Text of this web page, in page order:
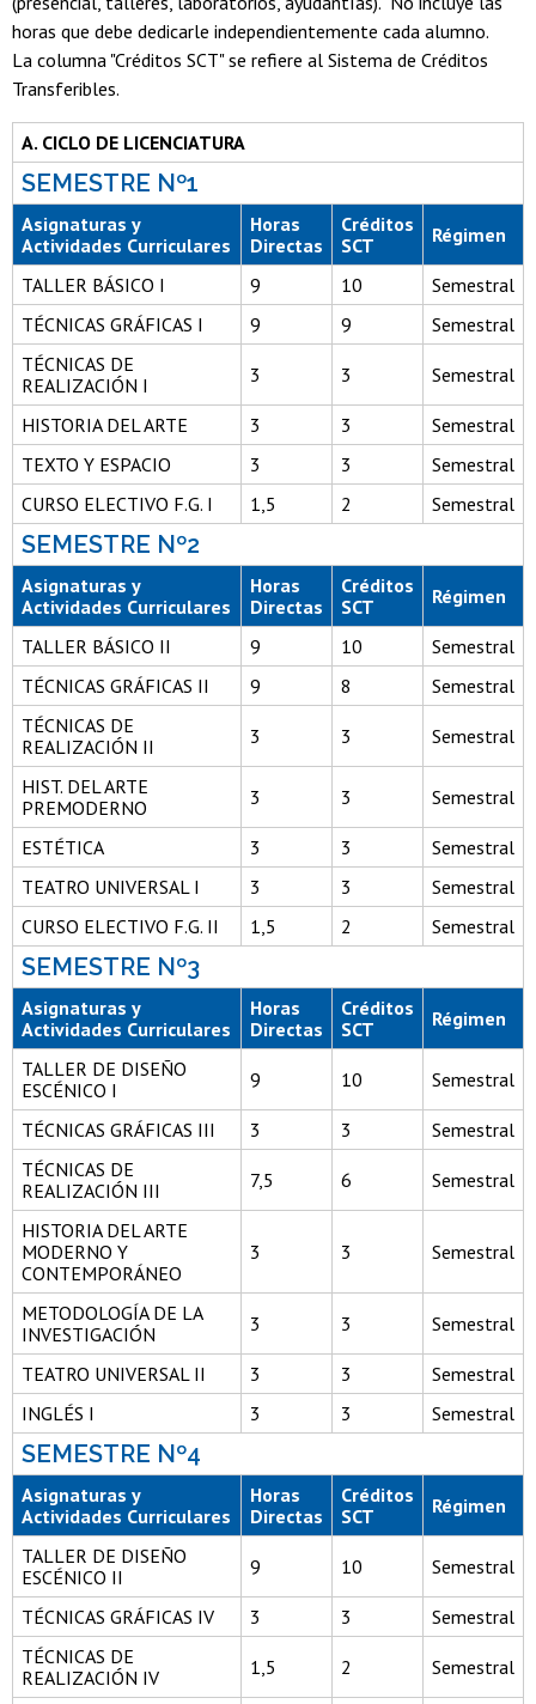
horas que debe dedicarle independientemente cada alumno.
La columna "Créditos SCT" se refiere al Sistema de Créditos
Transferibles.
A. CICLO DE LICENCIATURA
SEMESTRE Nº1
Asignaturas y
Actividades Curriculares
Horas
Directas
Créditos
SCT
Régimen
TALLER BÁSICO I 9 10
Semestral
TÉCNICAS GRÁFICAS I
9 9
Semestral
TÉCNICAS DE
REALIZACIÓN I
3 3 Semestral
HISTORIA DEL ARTE 3 3
Semestral
TEXTO Y ESPACIO
3 3
Semestral
CURSO ELECTIVO F.G. I
1,5 2 Semestral
SEMESTRE Nº2
Asignaturas y
Actividades Curriculares
Horas
Directas
Créditos
SCT
Régimen
TALLER BÁSICO II 9 10
Semestral
TÉCNICAS GRÁFICAS II
9 8
Semestral
TÉCNICAS DE
REALIZACIÓN II
3 3 Semestral
HIST. DEL ARTE
PREMODERNO
3 3 Semestral
ESTÉTICA 3 3
Semestral
TEATRO UNIVERSAL I
3 3
Semestral
CURSO ELECTIVO F.G. II
1,5 2 Semestral
SEMESTRE Nº3
Asignaturas y
Actividades Curriculares
Horas
Directas
Créditos
SCT
Régimen
TALLER DE DISEÑO
ESCÉNICO I
9 10 Semestral
TÉCNICAS GRÁFICAS III 3 3
Semestral
TÉCNICAS DE
REALIZACIÓN III
7,5 6 Semestral
HISTORIA DEL ARTE
MODERNO Y
CONTEMPORÁNEO
3 3 Semestral
METODOLOGÍA DE LA
INVESTIGACIÓN
3 3 Semestral
TEATRO UNIVERSAL II 3 3
Semestral
INGLÉS I
3 3 Semestral
SEMESTRE Nº4
Asignaturas y
Actividades Curriculares
Horas
Directas
Créditos
SCT
Régimen
TALLER DE DISEÑO
ESCÉNICO II
9 10 Semestral
TÉCNICAS GRÁFICAS IV 3 3
Semestral
TÉCNICAS DE
REALIZACIÓN IV
1,5 2 Semestral